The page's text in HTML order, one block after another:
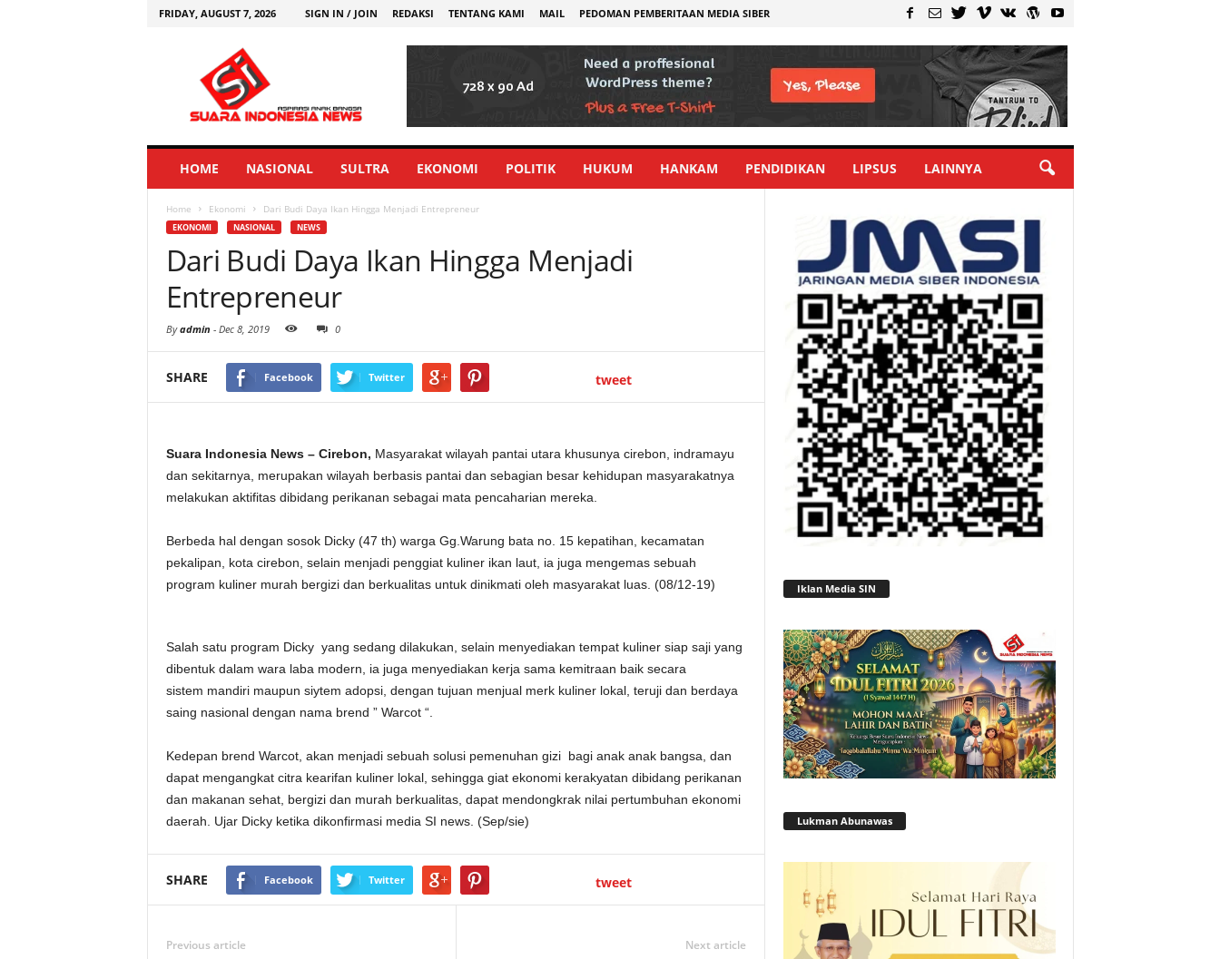
FRIDAY, AUGUST 7, 2026 SIGN IN / JOIN REDAKSI TENTANG KAMI MAIL PEDOMAN PEMBERITAAN MEDIA SIBER
HOME NASIONAL SULTRA EKONOMI POLITIK HUKUM HANKAM PENDIDIKAN LIPSUS LAINNYA
Home Ekonomi Dari Budi Daya Ikan Hingga Menjadi Entrepreneur
EKONOMI NASIONAL NEWS
Dari Budi Daya Ikan Hingga Menjadi
Entrepreneur
Byadmin - Dec 8, 2019 0
SHARE Facebook Twitter tweet
Suara Indonesia News – Cirebon, Masyarakat wilayah pantai utara khusunya cirebon, indramayu
dan sekitarnya, merupakan wilayah berbasis pantai dan sebagian besar kehidupan masyarakatnya
melakukan aktifitas dibidang perikanan sebagai mata pencaharian mereka.
Berbeda hal dengan sosok Dicky (47 th) warga Gg.Warung bata no. 15 kepatihan, kecamatan
pekalipan, kota cirebon, selain menjadi penggiat kuliner ikan laut, ia juga mengemas sebuah
program kuliner murah bergizi dan berkualitas untuk dinikmati oleh masyarakat luas. (08/12-19)
Salah satu program Dicky yang sedang dilakukan, selain menyediakan tempat kuliner siap saji yang
dibentuk dalam wara laba modern, ia juga menyediakan kerja sama kemitraan baik secara
sistem mandiri maupun siytem adopsi, dengan tujuan menjual merk kuliner lokal, teruji dan berdaya
saing nasional dengan nama brend ” Warcot “.
Kedepan brend Warcot, akan menjadi sebuah solusi pemenuhan gizi bagi anak anak bangsa, dan
dapat mengangkat citra kearifan kuliner lokal, sehingga giat ekonomi kerakyatan dibidang perikanan
dan makanan sehat, bergizi dan murah berkualitas, dapat mendongkrak nilai pertumbuhan ekonomi
daerah. Ujar Dicky ketika dikonfirmasi media SI news. (Sep/sie)
SHARE Facebook Twitter tweet
Previous article Next article
Iklan Media SIN
Lukman Abunawas